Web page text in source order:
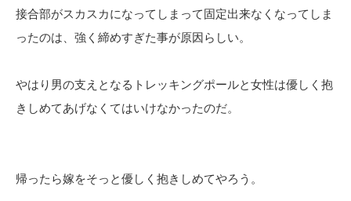
接合部がスカスカになってしまって固定出来なくなってしま
ったのは、強く締めすぎた事が原因らしい。
やはり男の支えとなるトレッキングポールと女性は優しく抱
きしめてあげなくてはいけなかったのだ。
帰ったら嫁をそっと優しく抱きしめてやろう。